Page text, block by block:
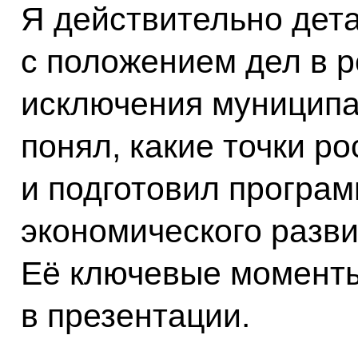
Я действительно
с положением дел в
исключения
понял, какие точки
и подготовил
экономического
Её ключевые
в презентации.